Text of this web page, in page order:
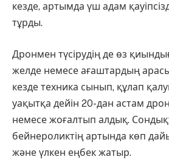
кезде, артымда үш адам
тұрды.
Дронмен түсірудің де өз
желде немесе ағаштардың
кезде техника сынып, құлап
уақытқа дейін 20-дан астам
немесе жоғалтып алдық.
бейнероликтің артында көп
және үлкен еңбек жатыр.